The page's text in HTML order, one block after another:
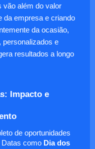
vão além do valor
da empresa e criando
da ocasião,
personalizados e
resultados a longo
Impacto e
de oportunidades
Datas como Dia dos